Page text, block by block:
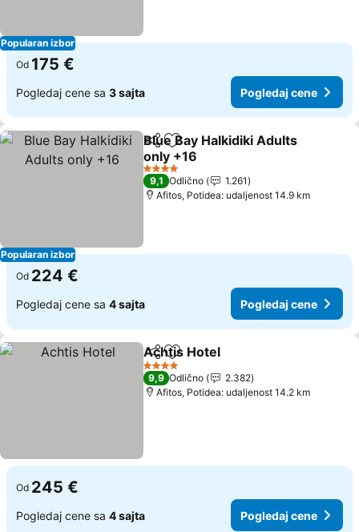
Popularan izbor
Od 175 €
Pogledaj cene sa 3 sajta Pogledaj cene
Popularan izbor
Deli Dodati u favorite
Blue Bay Halkidiki Adults
only +16
4 Zvezdice
9,1 Odlično
1.261
Afitos, Potidea: udaljenost 14.9 km
Od 224 €
Pogledaj cene sa 4 sajta Pogledaj cene
Deli Dodati u favorite
Achtis Hotel
4 Zvezdice
9,9 Odlično
2.382
Afitos, Potidea: udaljenost 14.2 km
Od 245 €
Pogledaj cene sa 4 sajta Pogledaj cene